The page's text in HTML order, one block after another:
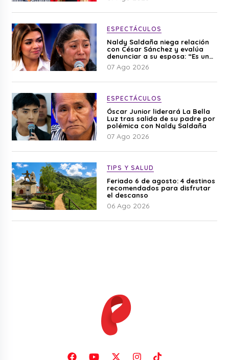
ESPECTÁCULOS
Naldy Saldaña niega relación
con César Sánchez y evalúa
denunciar a su esposa: “Es una
difamación”
07 Ago 2026
ESPECTÁCULOS
Óscar Junior liderará La Bella
Luz tras salida de su padre por
polémica con Naldy Saldaña
07 Ago 2026
TIPS Y SALUD
Feriado 6 de agosto: 4 destinos
recomendados para disfrutar
el descanso
06 Ago 2026